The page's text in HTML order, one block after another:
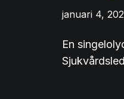
januari 4,
En